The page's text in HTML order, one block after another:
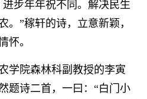
步年年祝不同。解决民生
。”稼轩的诗，立意新颖，
怀。
学院森林科副教授的李寅
题诗二首，一曰：“白门小